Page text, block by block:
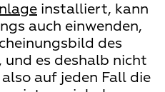
installiert, kann
auch einwenden,
des
es deshalb nicht
auf jeden Fall die